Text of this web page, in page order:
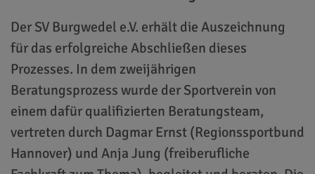
Der SV Burgwedel e.V. erhält die Auszeichnung
für das erfolgreiche Abschließen dieses
Prozesses. In dem zweijährigen
Beratungsprozess wurde der Sportverein von
einem dafür qualifizierten Beratungsteam,
vertreten durch Dagmar Ernst (Regionssportbund
Hannover) und Anja Jung (freiberufliche